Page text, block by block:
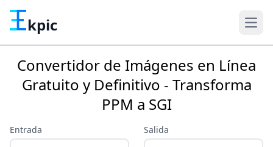
kpic
Convertidor de Imágenes en Línea
Gratuito y Definitivo - Transforma
PPM a SGI
Entrada Salida